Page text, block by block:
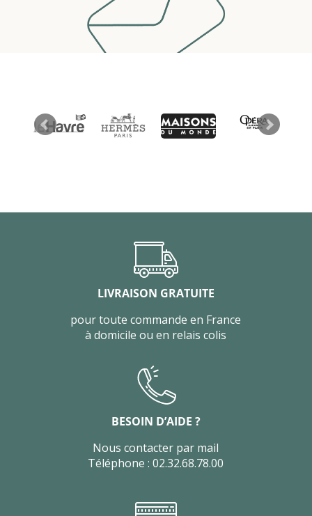
LIVRAISON GRATUITE
pour toute commande en France
à domicile ou en relais colis
BESOIN D’AIDE ?
Nous contacter par mail
Téléphone : 02.32.68.78.00